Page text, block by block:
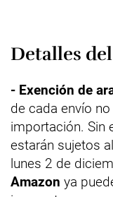
Detalles
- Exención de
de cada envío
importación. Sin
estarán sujetos
lunes 2 de
Amazon ya